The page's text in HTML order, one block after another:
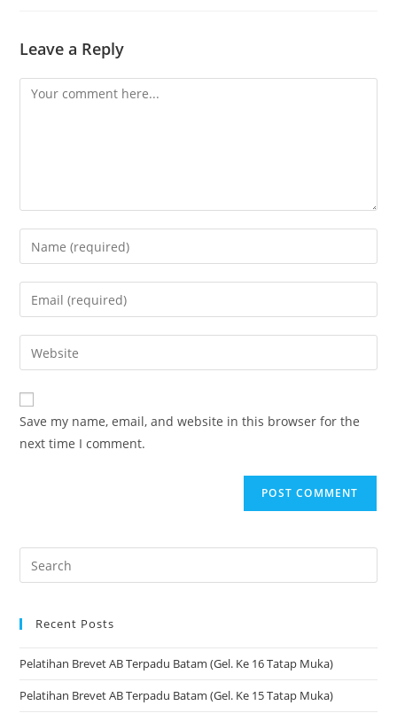
Leave a Reply
Save my name, email, and website in this browser for the
next time I comment.
Recent Posts
Pelatihan Brevet AB Terpadu Batam (Gel. Ke 16 Tatap Muka)
Pelatihan Brevet AB Terpadu Batam (Gel. Ke 15 Tatap Muka)